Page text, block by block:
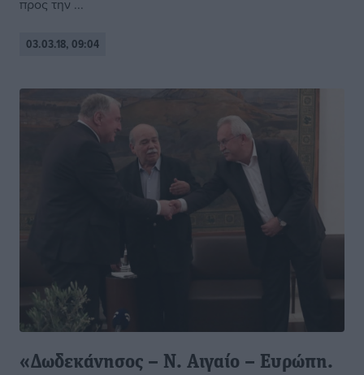
προς την ...
03.03.18, 09:04
«Δωδεκάνησος – Ν. Αιγαίο – Ευρώπη.